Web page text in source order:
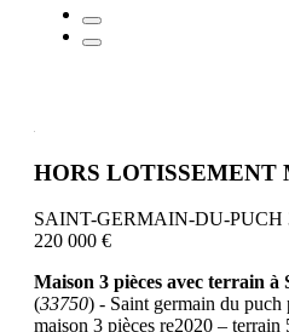
HORS LOTISSEMENT
SAINT-GERMAIN-DU-PUCH
220 000 €
Maison 3 pièces avec terrain
(33750) - Saint germain du puch
maison 3 pièces re2020 – terrain